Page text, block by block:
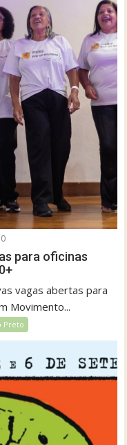
0
para oficinas
vagas abertas para
Movimento...
Preto